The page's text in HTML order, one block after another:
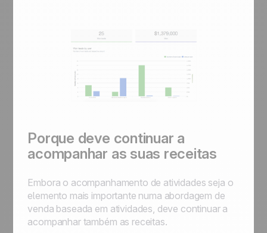
Porque deve continuar a
acompanhar as suas receitas
Embora o acompanhamento de atividades seja o
elemento mais importante numa abordagem de
venda baseada em atividades, deve continuar a
acompanhar também as receitas.